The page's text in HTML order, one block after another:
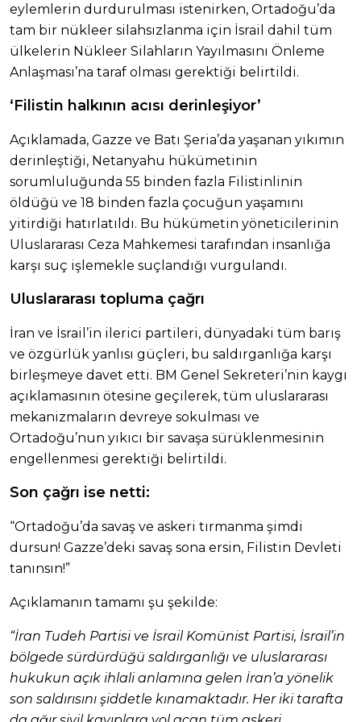
eylemlerin durdurulması istenirken, Ortadoğu’da
tam bir nükleer silahsızlanma için İsrail dahil tüm
ülkelerin Nükleer Silahların Yayılmasını Önleme
Anlaşması’na taraf olması gerektiği belirtildi.
‘Filistin halkının acısı derinleşiyor’
Açıklamada, Gazze ve Batı Şeria’da yaşanan yıkımın
derinleştiği, Netanyahu hükümetinin
sorumluluğunda 55 binden fazla Filistinlinin
öldüğü ve 18 binden fazla çocuğun yaşamını
yitirdiği hatırlatıldı. Bu hükümetin yöneticilerinin
Uluslararası Ceza Mahkemesi tarafından insanlığa
karşı suç işlemekle suçlandığı vurgulandı.
Uluslararası topluma çağrı
İran ve İsrail’in ilerici partileri, dünyadaki tüm barış
ve özgürlük yanlısı güçleri, bu saldırganlığa karşı
birleşmeye davet etti. BM Genel Sekreteri’nin kaygı
açıklamasının ötesine geçilerek, tüm uluslararası
mekanizmaların devreye sokulması ve
Ortadoğu’nun yıkıcı bir savaşa sürüklenmesinin
engellenmesi gerektiği belirtildi.
Son çağrı ise netti:
“Ortadoğu’da savaş ve askeri tırmanma şimdi
dursun! Gazze’deki savaş sona ersin, Filistin Devleti
tanınsın!”
Açıklamanın tamamı şu şekilde:
“İran Tudeh Partisi ve İsrail Komünist Partisi, İsrail’in
bölgede sürdürdüğü saldırganlığı ve uluslararası
hukukun açık ihlali anlamına gelen İran’a yönelik
son saldırısını şiddetle kınamaktadır. Her iki tarafta